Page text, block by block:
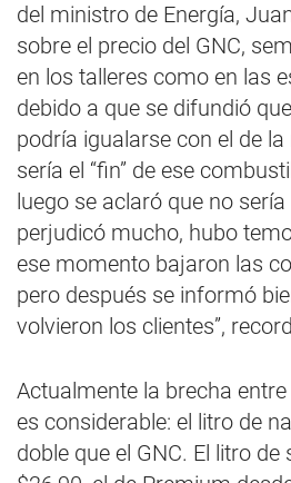
del ministro de Energía,
sobre el precio del GNC,
en los talleres como en las
debido a que se difundió
podría igualarse con el de
sería el “fin” de ese
luego se aclaró que no sería
perjudicó mucho, hubo
ese momento bajaron las
pero después se informó
volvieron los clientes”,
Actualmente la brecha
es considerable: el litro de
doble que el GNC. El litro